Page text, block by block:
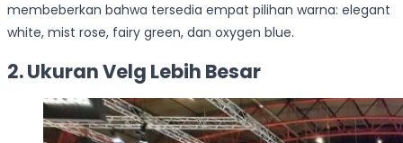
membeberkan bahwa tersedia empat pilihan warna: elegant
white, mist rose, fairy green, dan oxygen blue.
2. Ukuran Velg Lebih Besar